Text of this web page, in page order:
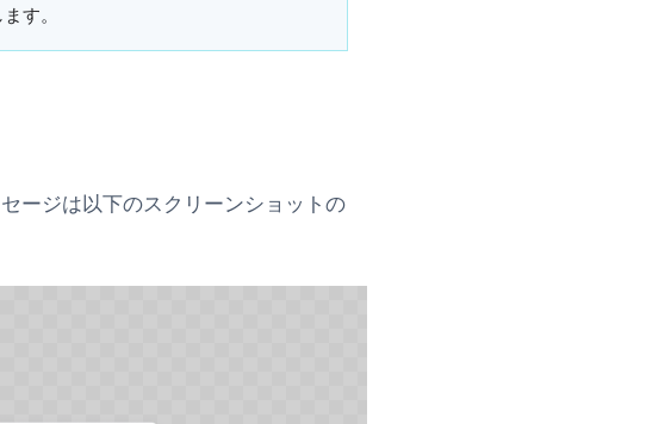
す。
ージは以下のスクリーンショットの